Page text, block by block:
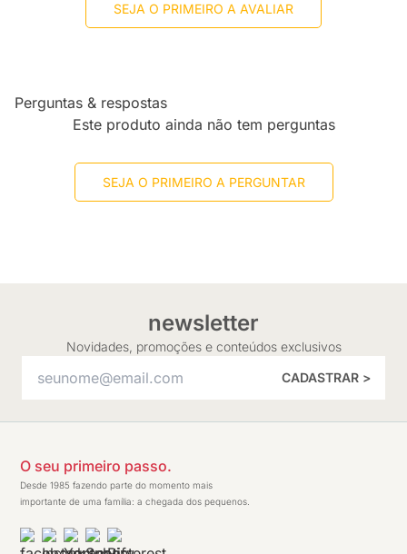
SEJA O PRIMEIRO A AVALIAR
Perguntas & respostas
Este produto ainda não tem perguntas
SEJA O PRIMEIRO A PERGUNTAR
newsletter
Novidades, promoções e conteúdos exclusivos
CADASTRAR >
O seu primeiro passo.
Desde 1985 fazendo parte do momento mais
importante de uma família: a chegada dos pequenos.